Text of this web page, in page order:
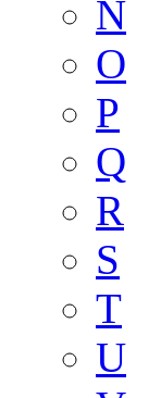
N
O
P
Q
R
S
T
U